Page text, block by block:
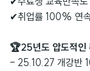
✔취업률 100% 연
🏆25년도 압도적인
- 25.10.27 개강반